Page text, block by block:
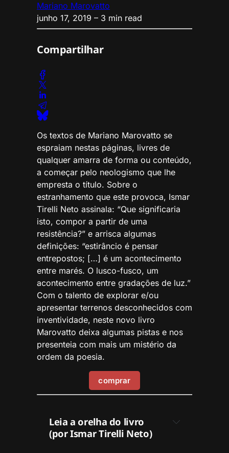
Mariano Marovatto
junho 17, 2019 – 3 min read
Compartilhar
Os textos de Mariano Marovatto se
espraiam nestas páginas, livres de
qualquer amarra de forma ou conteúdo,
a começar pelo neologismo que lhe
empresta o título. Sobre o
estranhamento que este provoca, Ismar
Tirelli Neto assinala: “Que significaria
isto, compor a partir de uma
resistência?” e arrisca algumas
definições: “estirâncio é pensar
entrepostos; […] é um acontecimento
entre marés. O lusco-fusco, um
acontecimento entre gradações de luz.”
Com o talento de explorar e/ou
apresentar terrenos desconhecidos com
inventividade, neste novo livro
Marovatto deixa algumas pistas e nos
presenteia com mais um mistério da
ordem da poesia.
comprar
Leia a orelha do livro
(por Ismar Tirelli Neto)